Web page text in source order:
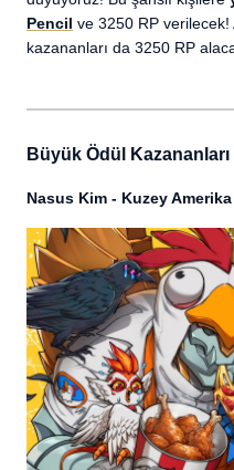
Pencil ve 3250 RP verilecek!
kazananları da 3250 RP
Büyük Ödül Kazananları
Nasus Kim - Kuzey Amerika